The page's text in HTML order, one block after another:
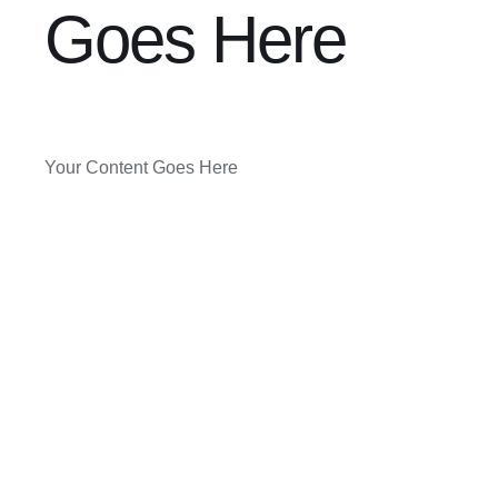
Goes Here
Your Content Goes Here